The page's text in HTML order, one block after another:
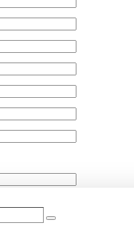
Поиск